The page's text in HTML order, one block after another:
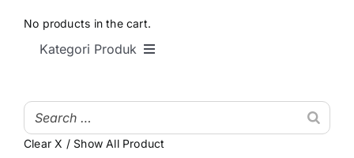
SHOP
Checkout
My Account
No products in the cart.
Kategori Produk
Material Bangunan Dasar
Atap & Penutup Bangunan
Clear X / Show All Product